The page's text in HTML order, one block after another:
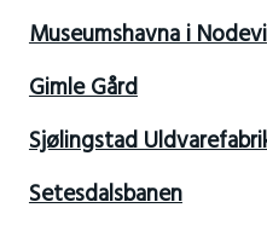
Museumshavna i
Gimle Gård
Sjølingstad
Setesdalsbanen